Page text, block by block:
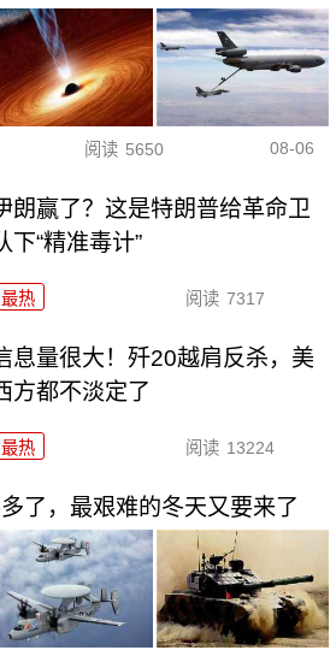
阅读 5650 08-06
朗赢了？这是特朗普给革命卫
下“精准毒计”
最热 阅读 7317
息量很大！歼20越肩反杀，美
方都不淡定了
最热 阅读 13224
了，最艰难的冬天又要来了